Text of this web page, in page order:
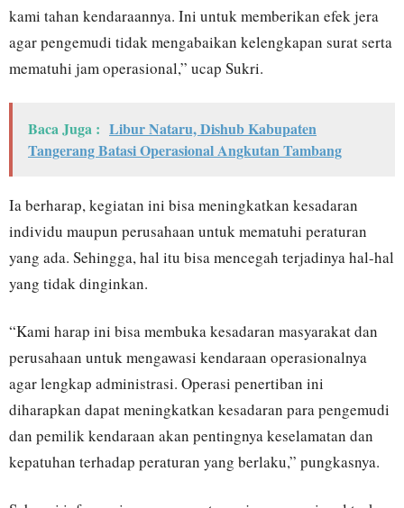
kami tahan kendaraannya. Ini untuk memberikan efek jera
agar pengemudi tidak mengabaikan kelengkapan surat serta
mematuhi jam operasional,” ucap Sukri.
Baca Juga : Libur Nataru, Dishub Kabupaten
Tangerang Batasi Operasional Angkutan Tambang
Ia berharap, kegiatan ini bisa meningkatkan kesadaran
individu maupun perusahaan untuk mematuhi peraturan
yang ada. Sehingga, hal itu bisa mencegah terjadinya hal-hal
yang tidak dinginkan.
“Kami harap ini bisa membuka kesadaran masyarakat dan
perusahaan untuk mengawasi kendaraan operasionalnya
agar lengkap administrasi. Operasi penertiban ini
diharapkan dapat meningkatkan kesadaran para pengemudi
dan pemilik kendaraan akan pentingnya keselamatan dan
kepatuhan terhadap peraturan yang berlaku,” pungkasnya.